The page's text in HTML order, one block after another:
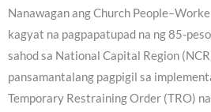
Nanawagan ang Church
kagyat na pagpapatupad na ng 85-
sahod sa National Capital Region
pansamantalang pagpigil sa
Temporary Restraining Order (TRO)